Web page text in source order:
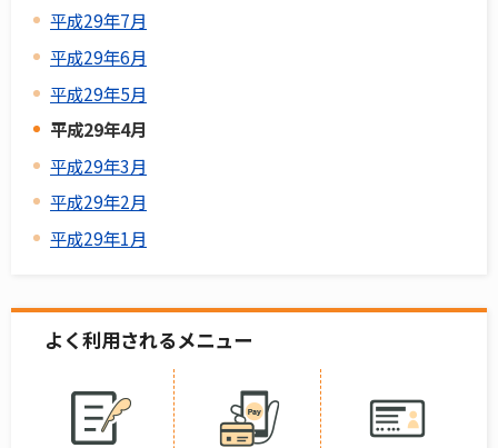
平成29年7月
平成29年6月
平成29年5月
平成29年4月
平成29年3月
平成29年2月
平成29年1月
よく利用されるメニュー